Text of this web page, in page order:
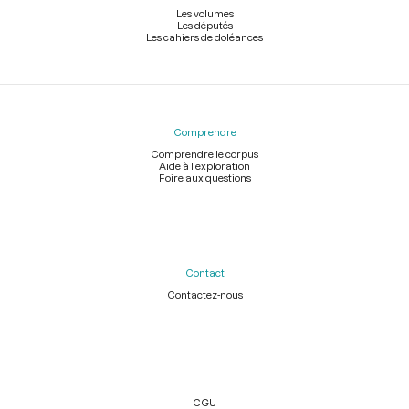
Les volumes
Les députés
Les cahiers de doléances
Comprendre
Comprendre le corpus
Aide à l'exploration
Foire aux questions
Contact
Contactez-nous
Légal
CGU